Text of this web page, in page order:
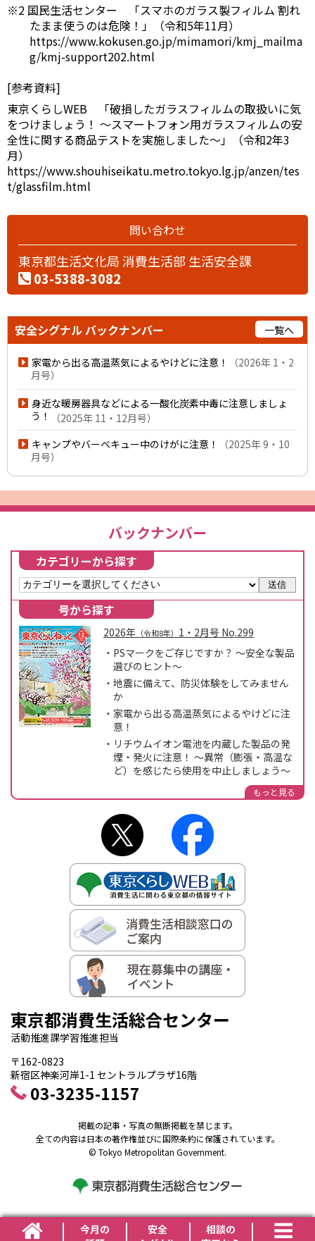
※2 国民生活センター 「スマホのガラス製フィルム 割れ
たまま使うのは危険！」（令和5年11月）
https://www.kokusen.go.jp/mimamori/kmj_mailma
g/kmj-support202.html
[参考資料]
東京くらしWEB 「破損したガラスフィルムの取扱いに気
をつけましょう！ ～スマートフォン用ガラスフィルムの安
全性に関する商品テストを実施しました～」（令和2年3
月）
https://www.shouhiseikatu.metro.tokyo.lg.jp/anzen/tes
t/glassfilm.html
問い合わせ
東京都生活文化局 消費生活部 生活安全課
03-5388-3082
安全シグナル バックナンバー 一覧へ
家電から出る高温蒸気によるやけどに注意！ （2026年 1・2
月号）
身近な暖房器具などによる一酸化炭素中毒に注意しましょ
う！
（2025年 11・12月号）
キャンプやバーベキュー中のけがに注意！
（2025年 9・10
月号）
バックナンバー
カテゴリーから探す
送信
号から探す
2026年 （令和8年） 1・2月号 No.299
PSマークをご存じですか？ ～安全な製品
選びのヒント～
地震に備えて、防災体験をしてみません
か
家電から出る高温蒸気によるやけどに注
意！
リチウムイオン電池を内蔵した製品の発
煙・発火に注意！ ～異常（膨張・高温な
ど）を感じたら使用を中止しましょう～
もっと見る
東京都消費生活総合センター
活動推進課学習推進担当
〒162-0823
新宿区神楽河岸1-1 セントラルプラザ16階
03-3235-1157
掲載の記事・写真の無断掲載を禁じます。
全ての内容は日本の著作権並びに国際条約に保護されています。
© Tokyo Metropolitan Government.